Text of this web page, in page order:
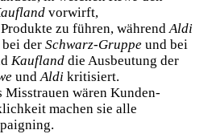
vorwirft,
zu führen, währendAldi
der Schwarz-Gruppe und bei
Kaufland die Ausbeutung der
undAldi kritisiert.
Misstrauen wären Kunden-
machen sie alle